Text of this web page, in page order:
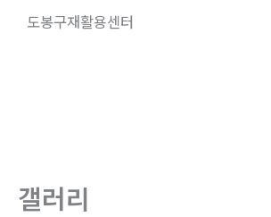
도봉구재활용센터
갤러리